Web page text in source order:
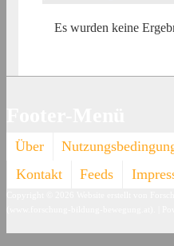
Es wurden keine
Über
Kontakt
Feeds